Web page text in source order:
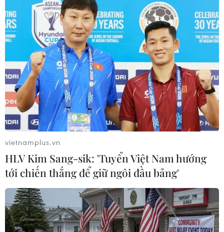
giá dầu có thể ở mức từ 80-110 USD/thùng trong
năm 2023.
Cùng ngày, Thủ tướng Ba Lan Mateusz
Morawiecki cho biết nước này sẽ giảm nhập
khẩu dầu Nga xuống gần bằng 0 trong tháng 2
và tháng 3 trong bối cảnh nước này tiếp tục các
biện pháp nhằm giảm sự phụ thuộc vào dầu mỏ
Nga.
Trước đó, ngày 25/2, nhà lọc dầu PKN Orlen của
Ba Lan thông báo Nga đã ngừng các nguồn cung
dầu cho Ba Lan thông qua đường ống dẫn
Druzhba. Công ty cho biết sẽ khai thác các
nguồn khác để bù vào phần thiếu hụt này./.
(TTXVN/Vietnam+)
vietnamplus.vn
HLV Kim Sang-sik: 'Tuyển Việt Nam hướng
tới chiến thắng để giữ ngôi đầu bảng'